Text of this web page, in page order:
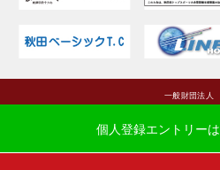
個人登録エントリーは